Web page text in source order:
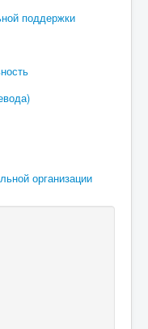
поддержки
организации